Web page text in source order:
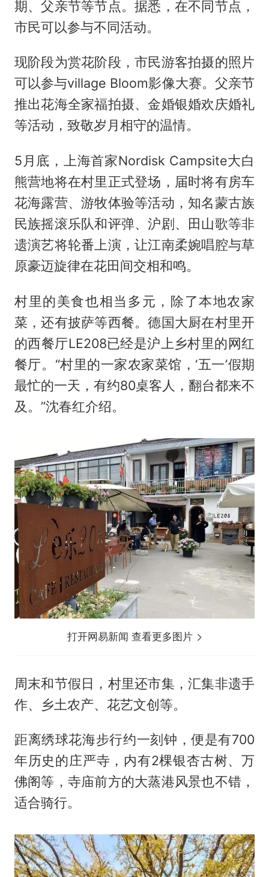
期、父亲节等节点。据悉，在不同节点，
市民可以参与不同活动。
现阶段为赏花阶段，市民游客拍摄的照片
可以参与village Bloom影像大赛。父亲节
推出花海全家福拍摄、金婚银婚欢庆婚礼
等活动，致敬岁月相守的温情。
5月底，上海首家Nordisk Campsite大白
熊营地将在村里正式登场，届时将有房车
花海露营、游牧体验等活动，知名蒙古族
民族摇滚乐队和评弹、沪剧、田山歌等非
遗演艺将轮番上演，让江南柔婉唱腔与草
原豪迈旋律在花田间交相和鸣。
村里的美食也相当多元，除了本地农家
菜，还有披萨等西餐。德国大厨在村里开
的西餐厅LE208已经是沪上乡村里的网红
餐厅。“村里的一家农家菜馆，‘五一’假期
最忙的一天，有约80桌客人，翻台都来不
及。”沈春红介绍。
打开网易新闻 查看更多图片
周末和节假日，村里还市集，汇集非遗手
作、乡土农产、花艺文创等。
距离绣球花海步行约一刻钟，便是有700
年历史的庄严寺，内有2棵银杏古树、万
佛阁等，寺庙前方的大蒸港风景也不错，
适合骑行。